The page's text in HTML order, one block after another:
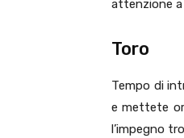
attenzione a
Toro
Tempo di
e mettete
l’impegno